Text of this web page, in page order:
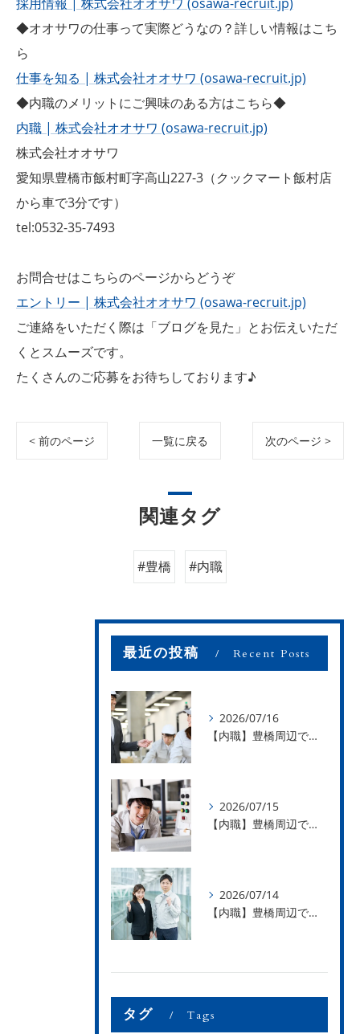
◆オオサワの仕事って実際どうなの？詳しい情報はこち
ら
仕事を知る | 株式会社オオサワ (osawa-recruit.jp)
◆内職のメリットにご興味のある方はこちら◆
内職 | 株式会社オオサワ (osawa-recruit.jp)
株式会社オオサワ
愛知県豊橋市飯村町字高山227-3（クックマート飯村店
から車で3分です）
tel:0532-35-7493
お問合せはこちらのページからどうぞ
エントリー | 株式会社オオサワ (osawa-recruit.jp)
ご連絡をいただく際は「ブログを見た」とお伝えいただ
くとスムーズです。
たくさんのご応募をお待ちしております♪
< 前のページ 一覧に戻る 次のページ >
関連タグ
#豊橋 #内職
最近の投稿 Recent Posts
2026/07/16
【内職】豊橋周辺で内職のお仕事を探している方募集中！【お仕事の内容】
2026/07/15
【内職】豊橋周辺で内職のお仕事を探している方募集中！【急な学級閉鎖も安心】
2026/07/14
【内職】豊橋周辺で内職のお仕事を探している方募集中！【内職さまのお声②】
タグ Tags